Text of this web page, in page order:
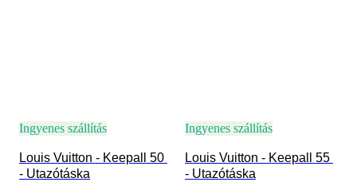
Ingyenes szállítás
Louis Vuitton - Keepall 50
- Utazótáska
Ingyenes szállítás
Louis Vuitton - Keepall 55
- Utazótáska